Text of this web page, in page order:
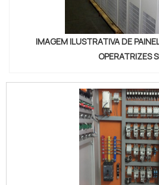
IMAGEM ILUSTRATIVA DE
OPERATRIZES